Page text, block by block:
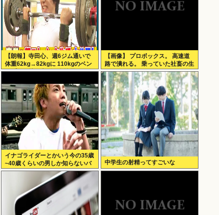
【朗報】寺田心、週6ジム通いで
体重62kg→82kgに 110kgのベン
チプレス持ち上げる姿披露（画像
【画像】 プロボックス。 高速道
路で潰れる。 乗っていた社畜の生
死不明
イナゴライダーとかいう今の35歳
~40歳くらいの男しか知らないバ
ンドwww
中学生の射精ってすごいな